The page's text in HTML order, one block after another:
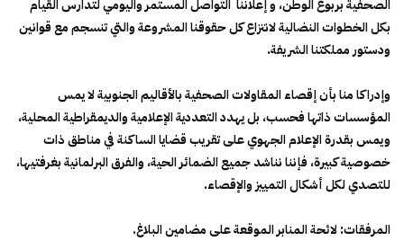
الصحفية بربوع الوطن، و إعلاننا التواصل المستمر واليومي لتدارس القيام
بكل الخطوات النضالية لانتزاع كل حقوقنا المشروعة والتي تنسجم مع قوانين
ودستور مملكتنا الشريفة.
وإدراكا منا بأن إقصاء المقاولات الصحفية بالأقاليم الجنوبية لا يمس
المؤسسات ذاتها فحسب، بل يهدد التعددية الإعلامية والديمقراطية المحلية،
ويمس بقدرة الإعلام الجهوي على تقريب قضايا الساكنة في مناطق ذات
خصوصية كبيرة، فإننا نناشد جميع الضمائر الحية، والفرق البرلمانية بغرفتيها،
للتصدي لكل أشكال التمييز والإقصاء.
المرفقات: لائحة المنابر الموقعة على مضامين البلاغ.